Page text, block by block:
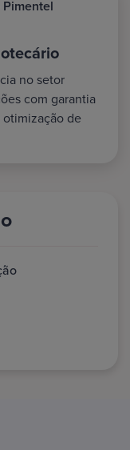
no setor
com garantia
de